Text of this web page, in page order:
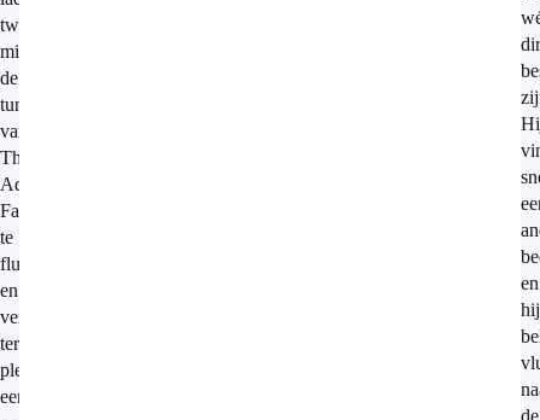
twintig
minuten
de
tune
van
The
Addams
Family
te
fluiten
en
verzint
ter
plekke
een
en
hij
de